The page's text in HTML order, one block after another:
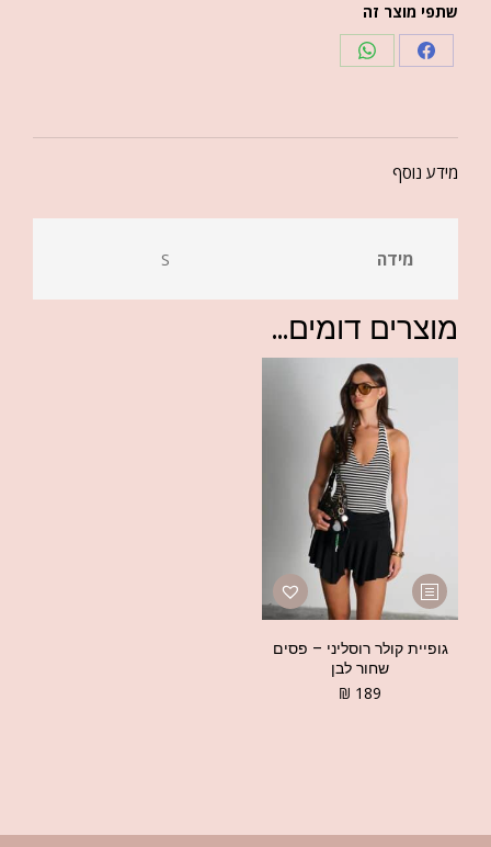
שתפי מוצר זה
מידע נוסף
מידה S
מוצרים דומים...
גופיית קולר רוסליני – פסים
שחור לבן
₪ 189